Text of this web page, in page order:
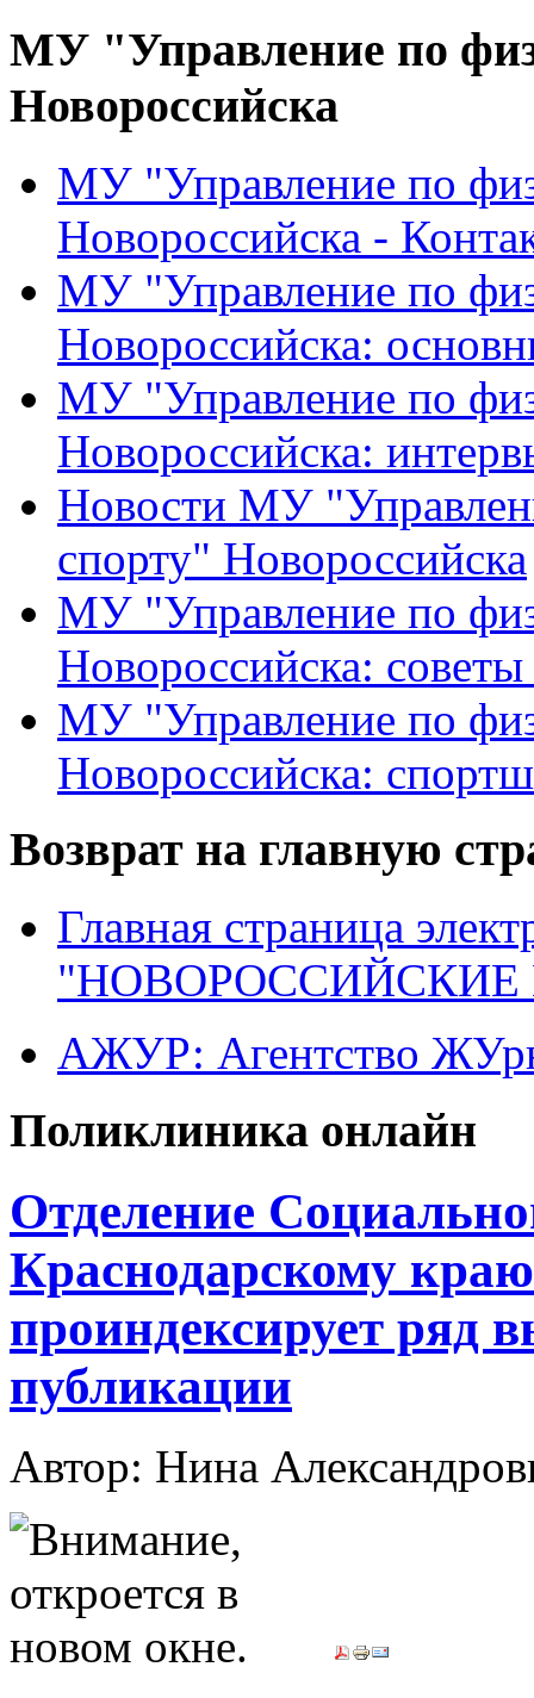
МУ "Управление по
Новороссийска
МУ "Управление по
Новороссийска -
МУ "Управление по
Новороссийска:
МУ "Управление по
Новороссийска:
Новости МУ
спорту" Новороссийска
МУ "Управление по
Новороссийска:
МУ "Управление по
Новороссийска:
Возврат на главную
Главная страница
"НОВОРОССИЙСКИЕ
АЖУР: Агентство
Поликлиника онлайн
Отделение
Краснодарскому
проиндексирует ряд
публикации
Автор: Нина